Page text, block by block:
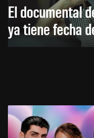
El documental
ya tiene fecha